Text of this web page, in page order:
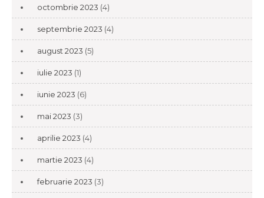
octombrie 2023 (4)
septembrie 2023 (4)
august 2023 (5)
iulie 2023 (1)
iunie 2023 (6)
mai 2023 (3)
aprilie 2023 (4)
martie 2023 (4)
februarie 2023 (3)